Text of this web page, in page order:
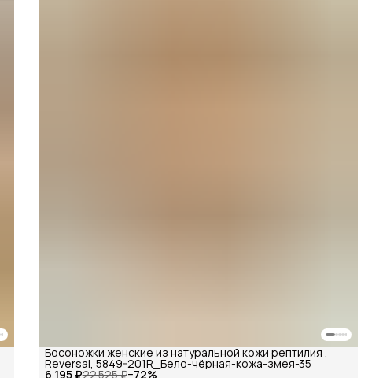
6 195 ₽22 525 ₽−72%
Босоножки женские из натуральной кожи рептилия ,
Reversal, 5849-201R_Бело-чёрная-кожа-змея-35